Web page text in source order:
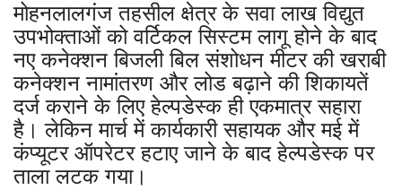
मोहनलालगंज तहसील क्षेत्र के सवा लाख विद्युत
उपभोक्ताओं को वर्टिकल सिस्टम लागू होने के बाद
नए कनेक्शन बिजली बिल संशोधन मीटर की खराबी
कनेक्शन नामांतरण और लोड बढ़ाने की शिकायतें
दर्ज कराने के लिए हेल्पडेस्क ही एकमात्र सहारा
है। लेकिन मार्च में कार्यकारी सहायक और मई में
कंप्यूटर ऑपरेटर हटाए जाने के बाद हेल्पडेस्क पर
ताला लटक गया।